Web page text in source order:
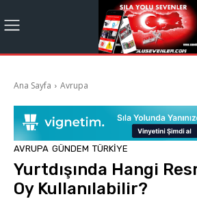
Ana Sayfa Avrupa
AVRUPA GÜNDEM TÜRKIYE
Yurtdışında Hangi
Oy Kullanılabilir?